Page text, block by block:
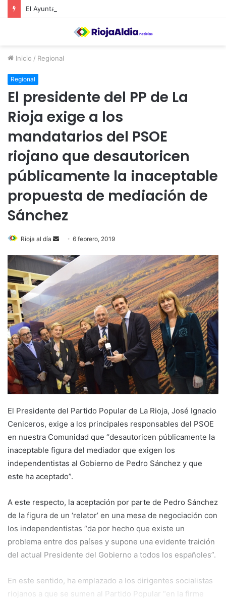
Inicio / Regional
Regional
El presidente del PP de La
Rioja exige a los
mandatarios del PSOE
riojano que desautoricen
públicamente la inaceptable
propuesta de mediación de
Sánchez
Rioja al día
n
a
n
e
m
a
i
l
6 febrero, 2019
El Presidente del Partido Popular de La Rioja, José Ignacio
Ceniceros, exige a los principales responsables del PSOE
en nuestra Comunidad que “desautoricen públicamente la
inaceptable figura del mediador que exigen los
independentistas al Gobierno de Pedro Sánchez y que
este ha aceptado”.
A este respecto, la aceptación por parte de Pedro Sánchez
de la figura de un ‘relator’ en una mesa de negociación con
los independentistas “da por hecho que existe un
problema entre dos países y supone una evidente traición
del actual Presidente del Gobierno a todos los españoles”.
En este sentido, ha emplazado a los dirigentes socialistas
riojanos a que se sumen al Partido Popular “en la firme